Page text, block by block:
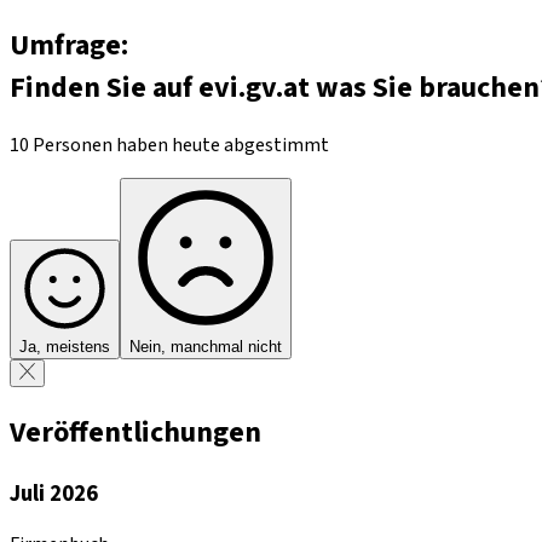
Umfrage:
Finden Sie auf evi.gv.at was Sie
10 Personen haben heute abgestimmt
Ja, meistens Nein, manchmal nicht
Veröffentlichungen
Juli 2026